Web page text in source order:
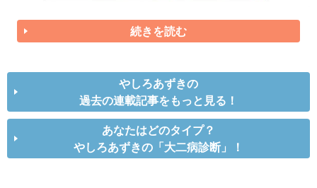
続きを読む
やしろあずきの
過去の連載記事をもっと見る！
あなたはどのタイプ？
やしろあずきの「大二病診断」！